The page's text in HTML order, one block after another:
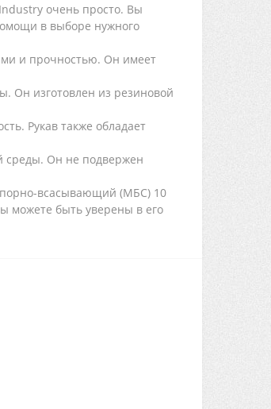
очень просто. Вы
в выборе нужного
и прочностью. Он имеет
Он изготовлен из резиновой
Рукав также обладает
среды. Он не подвержен
всасывающий (МБС) 10
можете быть уверены в его